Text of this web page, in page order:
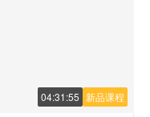
新品课程
04:31:55